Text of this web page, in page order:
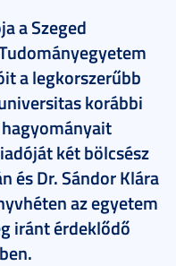
a Szeged
a legkorszerűbb
korábbi
két bölcsész
és Dr. Sándor Klára
az egyetem
iránt érdeklődő